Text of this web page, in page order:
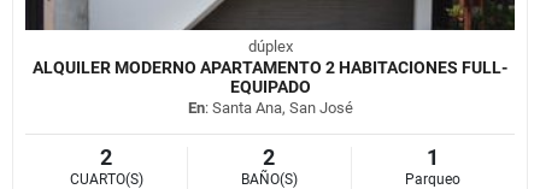
dúplex
ALQUILER MODERNO APARTAMENTO 2 HABITACIONES FULL-
EQUIPADO
En: Santa Ana, San José
2
CUARTO(S)
2
BAÑO(S)
1
Parqueo